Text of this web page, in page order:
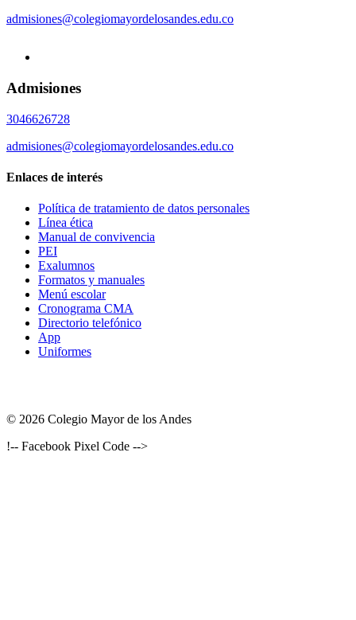
admisiones@colegiomayordelosandes.edu.co
Admisiones
3046626728
admisiones@colegiomayordelosandes.edu.co
Enlaces de interés
Política de tratamiento de datos personales
Línea ética
Manual de convivencia
PEI
Exalumnos
Formatos y manuales
Menú escolar
Cronograma CMA
Directorio telefónico
App
Uniformes
© 2026 Colegio Mayor de los Andes
!-- Facebook Pixel Code -->